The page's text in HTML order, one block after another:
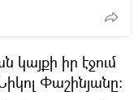
կայքի իր էջում
Փաշինյանը։